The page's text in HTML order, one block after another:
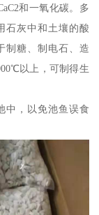
和一氧化碳。多
石灰中和土壤的酸
制糖、制电石、造
以上，可制得生
中，以免池鱼误食